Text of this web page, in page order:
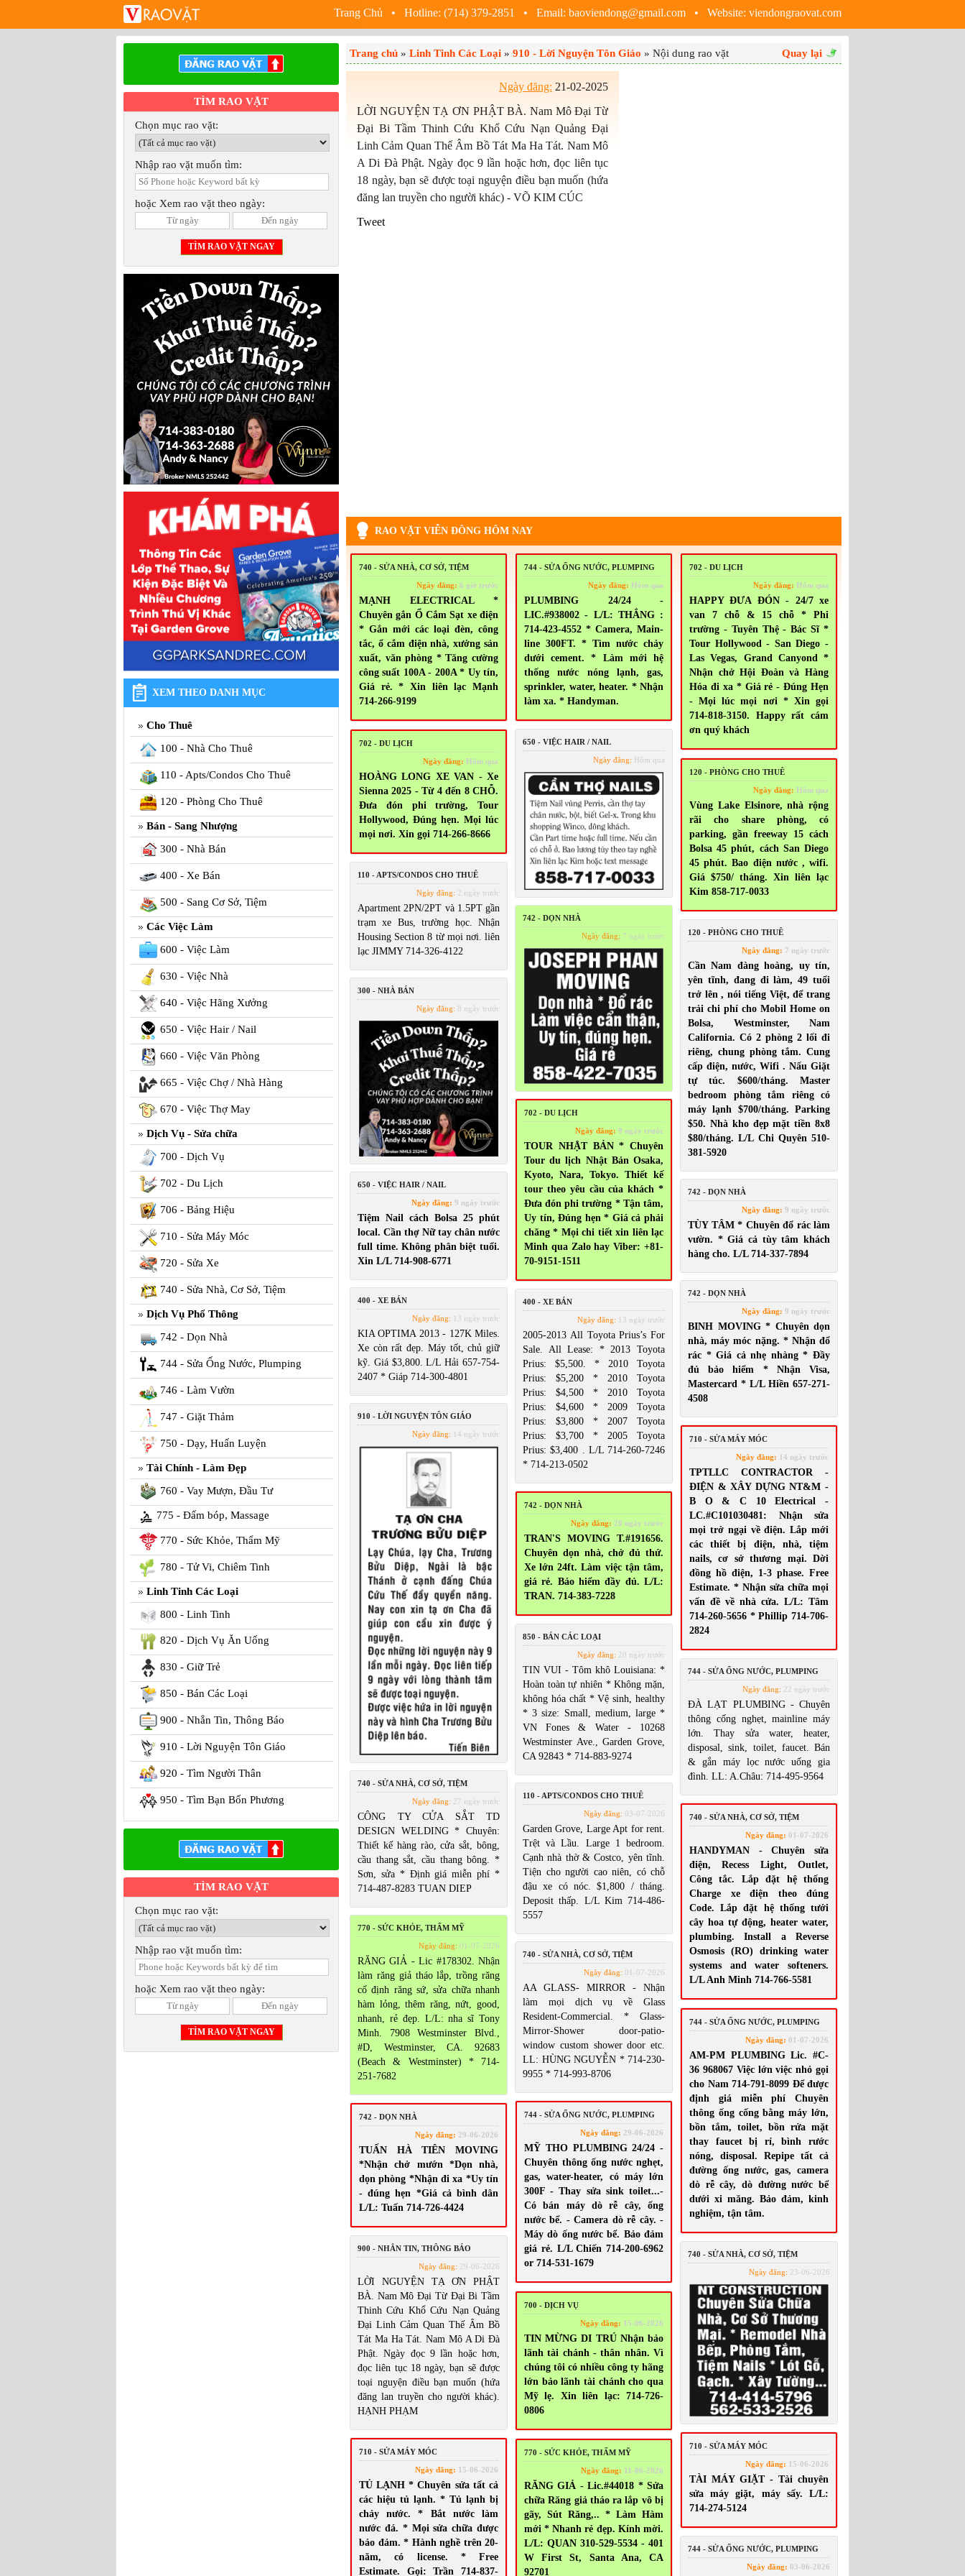
Trang Chủ • Hotline: (714) 379-2851 • Email: baoviendong@gmail.com • Website: viendongraovat.com
TÌM RAO VẶT
Chọn mục rao vặt:
Nhập rao vặt muốn tìm:
hoặc Xem rao vặt theo ngày:
XEM THEO DANH MỤC
Cho Thuê
100 - Nhà Cho Thuê
110 - Apts/Condos Cho Thuê
120 - Phòng Cho Thuê
Bán - Sang Nhượng
300 - Nhà Bán
400 - Xe Bán
500 - Sang Cơ Sở, Tiệm
Các Việc Làm
600 - Việc Làm
630 - Việc Nhà
640 - Việc Hãng Xưởng
650 - Việc Hair / Nail
660 - Việc Văn Phòng
665 - Việc Chợ / Nhà Hàng
670 - Việc Thợ May
Dịch Vụ - Sửa chữa
700 - Dịch Vụ
702 - Du Lịch
706 - Bảng Hiệu
710 - Sửa Máy Móc
720 - Sửa Xe
740 - Sửa Nhà, Cơ Sở, Tiệm
Dịch Vụ Phổ Thông
742 - Dọn Nhà
744 - Sửa Ống Nước, Plumping
746 - Làm Vườn
747 - Giặt Thảm
750 - Dạy, Huấn Luyện
Tài Chính - Làm Đẹp
760 - Vay Mượn, Đầu Tư
775 - Đấm bóp, Massage
770 - Sức Khỏe, Thẩm Mỹ
780 - Tử Vi, Chiêm Tinh
Linh Tinh Các Loại
800 - Linh Tinh
820 - Dịch Vụ Ăn Uống
830 - Giữ Trẻ
850 - Bán Các Loại
900 - Nhắn Tin, Thông Báo
910 - Lời Nguyện Tôn Giáo
920 - Tìm Người Thân
950 - Tìm Bạn Bốn Phương
TÌM RAO VẶT
Chọn mục rao vặt:
Nhập rao vặt muốn tìm:
hoặc Xem rao vặt theo ngày:
Trang chủ » Linh Tinh Các Loại » 910 - Lời Nguyện Tôn Giáo » Nội dung rao vặt Quay lại
Ngày đăng: 21-02-2025
LỜI NGUYỆN TẠ ƠN PHẬT BÀ. Nam Mô Đại Từ
Đại Bi Tầm Thinh Cứu Khổ Cứu Nạn Quảng Đại
Linh Cảm Quan Thế Âm Bồ Tát Ma Ha Tát. Nam Mô
A Di Đà Phật. Ngày đọc 9 lần hoặc hơn, đọc liên tục
18 ngày, bạn sẽ được toại nguyện điều bạn muốn (hứa
đăng lan truyền cho người khác) - VÕ KIM CÚC
Tweet
RAO VẶT VIỄN ĐÔNG HÔM NAY
740 - SỬA NHÀ, CƠ SỞ, TIỆM
Ngày đăng: 6 giờ trước
MẠNH ELECTRICAL *
Chuyên gắn Ổ Cắm Sạt xe điện
* Gắn mới các loại đèn, công
tắc, ổ cắm điện nhà, xưởng sản
xuất, văn phòng * Tăng cường
công suất 100A - 200A * Uy tín,
Giá rẻ. * Xin liên lạc Mạnh
714-266-9199
744 - SỬA ỐNG NƯỚC, PLUMPING
Ngày đăng: Hôm qua
PLUMBING 24/24 -
LIC.#938002 - L/L: THẮNG :
714-423-4552 * Camera, Main-
line 300FT. * Tìm nước chảy
dưới cement. * Làm mới hệ
thống nước nóng lạnh, gas,
sprinkler, water, heater. * Nhận
làm xa. * Handyman.
702 - DU LỊCH
Ngày đăng: Hôm qua
HAPPY ĐƯA ĐÓN - 24/7 xe
van 7 chỗ & 15 chỗ * Phi
trường - Tuyên Thệ - Bác Sĩ *
Tour Hollywood - San Diego -
Las Vegas, Grand Canyond *
Nhận chở Hội Đoàn và Hàng
Hóa đi xa * Giá rẻ - Đúng Hẹn
- Mọi lúc mọi nơi * Xin gọi
714-818-3150. Happy rất cám
ơn quý khách
702 - DU LỊCH
Ngày đăng: Hôm qua
HOÀNG LONG XE VAN - Xe
Sienna 2025 - Từ 4 đến 8 CHỖ.
Đưa đón phi trường, Tour
Hollywood, Đúng hẹn. Mọi lúc
mọi nơi. Xin gọi 714-266-8666
650 - VIỆC HAIR / NAIL
Ngày đăng: Hôm qua
120 - PHÒNG CHO THUÊ
Ngày đăng: Hôm qua
Vùng Lake Elsinore, nhà rộng
rãi cho share phòng, có
parking, gần freeway 15 cách
Bolsa 45 phút, cách San Diego
45 phút. Bao điện nước , wifi.
Giá $750/ tháng. Xin liên lạc
Kim 858-717-0033
110 - APTS/CONDOS CHO THUÊ
Ngày đăng: 2 ngày trước
Apartment 2PN/2PT và 1.5PT gần
trạm xe Bus, trường học. Nhận
Housing Section 8 từ mọi nơi. liên
lạc JIMMY 714-326-4122
742 - DỌN NHÀ
Ngày đăng: 7 ngày trước 120 - PHÒNG CHO THUÊ
Ngày đăng: 7 ngày trước
Cần Nam đàng hoàng, uy tín,
yên tĩnh, đang đi làm, 49 tuổi
trở lên , nói tiếng Việt, để trang
trải chi phí cho Mobil Home on
Bolsa, Westminster, Nam
California. Có 2 phòng 2 lối đi
riêng, chung phòng tắm. Cung
cấp điện, nước, Wifi . Nấu Giặt
tự túc. $600/tháng. Master
bedroom phòng tắm riêng có
máy lạnh $700/tháng. Parking
$50. Nhà kho đẹp mặt tiền 8x8
$80/tháng. L/L Chi Quyên 510-
381-5920
300 - NHÀ BÁN
Ngày đăng: 8 ngày trước
702 - DU LỊCH
Ngày đăng: 9 ngày trước
TOUR NHẬT BẢN * Chuyên
Tour du lịch Nhật Bản Osaka,
Kyoto, Nara, Tokyo. Thiết kế
tour theo yêu cầu của khách *
Đưa đón phi trường * Tận tâm,
Uy tín, Đúng hẹn * Giá cả phải
chăng * Mọi chi tiết xin liên lạc
Minh qua Zalo hay Viber: +81-
70-9151-1511
650 - VIỆC HAIR / NAIL
Ngày đăng: 9 ngày trước
Tiệm Nail cách Bolsa 25 phút
local. Cần thợ Nữ tay chân nước
full time. Không phân biệt tuổi.
Xin L/L 714-908-6771
742 - DỌN NHÀ
Ngày đăng: 9 ngày trước
TÙY TÂM * Chuyên đổ rác làm
vườn. * Giá cả tùy tâm khách
hàng cho. L/L 714-337-7894
742 - DỌN NHÀ
Ngày đăng: 9 ngày trước
BINH MOVING * Chuyên dọn
nhà, máy móc nặng. * Nhận đổ
rác * Giá cả nhẹ nhàng * Đầy
đủ bảo hiểm * Nhận Visa,
Mastercard * L/L Hiền 657-271-
4508
400 - XE BÁN
Ngày đăng: 13 ngày trước
KIA OPTIMA 2013 - 127K Miles.
Xe còn rất đẹp. Máy tốt, chủ giữ
kỹ. Giá $3,800. L/L Hải 657-754-
2407 * Giáp 714-300-4801
400 - XE BÁN
Ngày đăng: 13 ngày trước
2005-2013 All Toyota Prius’s For
Sale. All Lease: * 2013 Toyota
Prius: $5,500. * 2010 Toyota
Prius: $5,200 * 2010 Toyota
Prius: $4,500 * 2010 Toyota
Prius: $4,600 * 2009 Toyota
Prius: $3,800 * 2007 Toyota
Prius: $3,700 * 2005 Toyota
Prius: $3,400 . L/L 714-260-7246
* 714-213-0502
910 - LỜI NGUYỆN TÔN GIÁO
Ngày đăng: 14 ngày trước
710 - SỬA MÁY MÓC
Ngày đăng: 14 ngày trước
TPTLLC CONTRACTOR -
ĐIỆN & XÂY DỰNG NT&M -
B O & C 10 Electrical -
LC.#C101030481: Nhận sửa
mọi trở ngại về điện. Lắp mới
các thiết bị điện, nhà, tiệm
nails, cơ sở thương mại. Dời
đồng hồ điện, 1-3 phase. Free
Estimate. * Nhận sửa chữa mọi
vấn đề về nhà cửa. L/L: Tâm
714-260-5656 * Phillip 714-706-
2824
742 - DỌN NHÀ
Ngày đăng: 20 ngày trước
TRAN'S MOVING T.#191656.
Chuyên dọn nhà, chở đủ thứ.
Xe lớn 24ft. Làm việc tận tâm,
giá rẻ. Bảo hiểm đầy đủ. L/L:
TRAN. 714-383-7228
850 - BÁN CÁC LOẠI
Ngày đăng: 20 ngày trước
TIN VUI - Tôm khô Louisiana: *
Hoàn toàn tự nhiên * Không mặn,
không hóa chất * Vệ sinh, healthy
* 3 size: Small, medium, large *
VN Fones & Water - 10268
Westminster Ave., Garden Grove,
CA 92843 * 714-883-9274
744 - SỬA ỐNG NƯỚC, PLUMPING
Ngày đăng: 22 ngày trước
ĐÀ LẠT PLUMBING - Chuyên
thông cống nghẹt, mainline máy
lớn. Thay sửa water, heater,
disposal, sink, toilet, faucet. Bán
& gắn máy lọc nước uống gia
đình. LL: A.Châu: 714-495-9564
740 - SỬA NHÀ, CƠ SỞ, TIỆM
Ngày đăng: 27 ngày trước
CÔNG TY CỬA SẮT TD
DESIGN WELDING * Chuyên:
Thiết kế hàng rào, cửa sắt, bông,
cầu thang sắt, cầu thang bông. *
Sơn, sửa * Định giá miễn phí *
714-487-8283 TUAN DIEP
110 - APTS/CONDOS CHO THUÊ
Ngày đăng: 03-07-2026
Garden Grove, Large Apt for rent.
Trệt và Lầu. Large 1 bedroom.
Cạnh nhà thờ & Costco, yên tĩnh.
Tiện cho người cao niên, có chỗ
đậu xe có nóc. $1,800 / tháng.
Deposit thấp. L/L Kim 714-486-
5557
740 - SỬA NHÀ, CƠ SỞ, TIỆM
Ngày đăng: 01-07-2026
HANDYMAN - Chuyên sửa
điện, Recess Light, Outlet,
Công tắc. Lắp đặt hệ thống
Charge xe điện theo đúng
Code. Lắp đặt hệ thống tưới
cây hoa tự động, heater water,
plumbing. Install a Reverse
Osmosis (RO) drinking water
systems and water softeners.
L/L Anh Minh 714-766-5581
770 - SỨC KHỎE, THẨM MỸ
Ngày đăng: 01-07-2026
RĂNG GIẢ - Lic #178302. Nhận
làm răng giả tháo lắp, trồng răng
cố định răng sứ, sửa chữa nhanh
hàm lỏng, thêm răng, nứt, good,
nhanh, rẻ đẹp. L/L: nha sĩ Tony
Minh. 7908 Westminster Blvd.,
#D, Westminster, CA. 92683
(Beach & Westminster) * 714-
251-7682
740 - SỬA NHÀ, CƠ SỞ, TIỆM
Ngày đăng: 01-07-2026
AA GLASS- MIRROR - Nhận
làm mọi dịch vụ về Glass
Resident-Commercial. * Glass-
Mirror-Shower door-patio-
window custom shower door etc.
LL: HÙNG NGUYỄN * 714-230-
9955 * 714-993-8706
744 - SỬA ỐNG NƯỚC, PLUMPING
Ngày đăng: 01-07-2026
AM-PM PLUMBING Lic. #C-
36 968067 Việc lớn việc nhỏ gọi
cho Nam 714-791-8099 Để được
định giá miễn phí Chuyên
thông ống cống bằng máy lớn,
bồn tắm, toilet, bồn rửa mặt
thay faucet bị rỉ, bình rước
nóng, disposal. Repipe tất cả
đường ống nước, gas, camera
dò rễ cây, dò đường nước bể
dưới xi măng. Bảo đảm, kinh
nghiệm, tận tâm.
744 - SỬA ỐNG NƯỚC, PLUMPING
Ngày đăng: 29-06-2026
MỸ THO PLUMBING 24/24 -
Chuyên thông ống nước nghẹt,
gas, water-heater, có máy lớn
300F - Thay sửa sink toilet...-
Có bán máy dò rễ cây, ống
nước bể. - Camera dò rễ cây. -
Máy dò ống nước bể. Bảo đảm
giá rẻ. L/L Chiến 714-200-6962
or 714-531-1679
742 - DỌN NHÀ
Ngày đăng: 29-06-2026
TUẤN HÀ TIÊN MOVING
*Nhận chở mướn *Dọn nhà,
dọn phòng *Nhận đi xa *Uy tín
- đúng hẹn *Giá cả bình dân
L/L: Tuấn 714-726-4424
900 - NHẮN TIN, THÔNG BÁO
Ngày đăng: 29-06-2026
LỜI NGUYỆN TẠ ƠN PHẬT
BÀ. Nam Mô Đại Từ Đại Bi Tầm
Thinh Cứu Khổ Cứu Nạn Quảng
Đại Linh Cảm Quan Thế Âm Bồ
Tát Ma Ha Tát. Nam Mô A Di Đà
Phật. Ngày đọc 9 lần hoặc hơn,
đọc liên tục 18 ngày, bạn sẽ được
toại nguyện điều bạn muốn (hứa
đăng lan truyền cho người khác).
HẠNH PHẠM
740 - SỬA NHÀ, CƠ SỞ, TIỆM
Ngày đăng: 23-06-2026
700 - DỊCH VỤ
Ngày đăng: 15-06-2026
TIN MỪNG DI TRÚ Nhận bảo
lãnh tài chánh - thân nhân. Vì
chúng tôi có nhiều công ty hãng
lớn bảo lãnh tài chánh cho qua
Mỹ lẹ. Xin liên lạc: 714-726-
0806
710 - SỬA MÁY MÓC
Ngày đăng: 15-06-2026
TÀI MÁY GIẶT - Tài chuyên
sửa máy giặt, máy sấy. L/L:
714-274-5124
710 - SỬA MÁY MÓC
Ngày đăng: 15-06-2026
TỦ LẠNH * Chuyên sửa tất cả
các hiệu tủ lạnh. * Tủ lạnh bị
chảy nước. * Bắt nước làm
nước đá. * Mọi sửa chữa được
bảo đảm. * Hành nghề trên 20-
năm, có license. * Free
Estimate. Gọi: Trần 714-837-
770 - SỨC KHỎE, THẨM MỸ
Ngày đăng: 11-06-2026
RĂNG GIẢ - Lic.#44018 * Sửa
chữa Răng giả tháo ra lắp vô bị
gãy, Sút Răng,.. * Làm Hàm
mới * Nhanh rẻ đẹp. Kính mời.
L/L: QUAN 310-529-5534 - 401
W First St, Santa Ana, CA
92701
744 - SỬA ỐNG NƯỚC, PLUMPING
Ngày đăng: 03-06-2026